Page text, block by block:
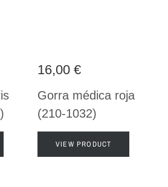
16,00 €
Gorra médica roja
(210-1032)
VIEW PRODUCT